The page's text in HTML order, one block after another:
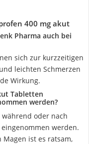
400 mg akut
Pharma auch bei
sich zur kurzzeitigen
leichten Schmerzen
Wirkung.
Tabletten
werden?
oder nach
werden.
ist es ratsam,